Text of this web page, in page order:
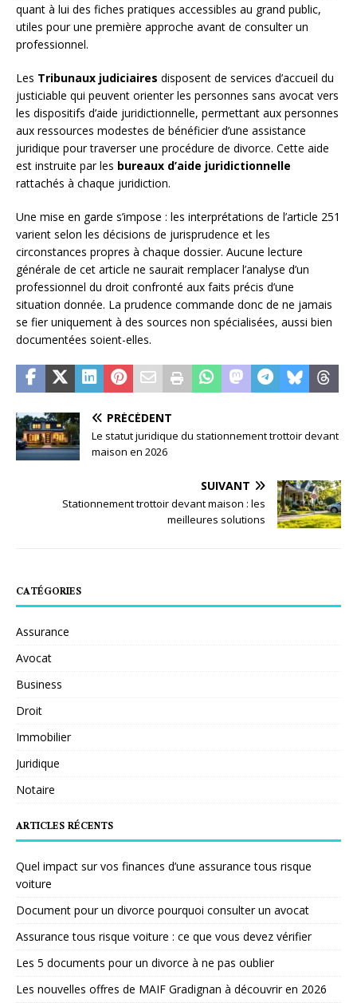
quant à lui des fiches pratiques accessibles au grand public,
utiles pour une première approche avant de consulter un
professionnel.
Les Tribunaux judiciaires disposent de services d’accueil du
justiciable qui peuvent orienter les personnes sans avocat vers
les dispositifs d’aide juridictionnelle, permettant aux personnes
aux ressources modestes de bénéficier d’une assistance
juridique pour traverser une procédure de divorce. Cette aide
est instruite par les bureaux d’aide juridictionnelle
rattachés à chaque juridiction.
Une mise en garde s’impose : les interprétations de l’article 251
varient selon les décisions de jurisprudence et les
circonstances propres à chaque dossier. Aucune lecture
générale de cet article ne saurait remplacer l’analyse d’un
professionnel du droit confronté aux faits précis d’une
situation donnée. La prudence commande donc de ne jamais
se fier uniquement à des sources non spécialisées, aussi bien
documentées soient-elles.
PRÉCÉDENT
Le statut juridique du stationnement trottoir devant
maison en 2026
SUIVANT
Stationnement trottoir devant maison : les
meilleures solutions
CATÉGORIES
Assurance
Avocat
Business
Droit
Immobilier
Juridique
Notaire
ARTICLES RÉCENTS
Quel impact sur vos finances d’une assurance tous risque
voiture
Document pour un divorce pourquoi consulter un avocat
Assurance tous risque voiture : ce que vous devez vérifier
Les 5 documents pour un divorce à ne pas oublier
Les nouvelles offres de MAIF Gradignan à découvrir en 2026